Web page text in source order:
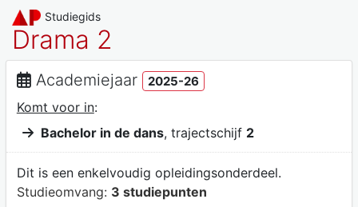
Studiegids
Drama 2
Academiejaar 2025-26
Komt voor in:
Bachelor in de dans, trajectschijf 2
Dit is een enkelvoudig opleidingsonderdeel.
Studieomvang: 3 studiepunten